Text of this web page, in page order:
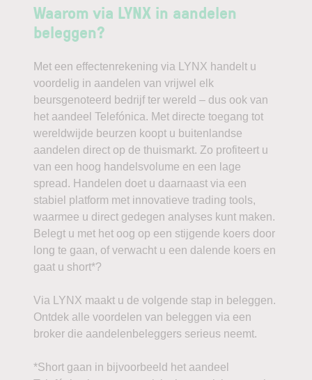
Waarom via LYNX in aandelen
beleggen?
Met een effectenrekening via LYNX handelt u
voordelig in aandelen van vrijwel elk
beursgenoteerd bedrijf ter wereld – dus ook van
het aandeel Telefónica. Met directe toegang tot
wereldwijde beurzen koopt u buitenlandse
aandelen direct op de thuismarkt. Zo profiteert u
van een hoog handelsvolume en een lage
spread. Handelen doet u daarnaast via een
stabiel platform met innovatieve trading tools,
waarmee u direct gedegen analyses kunt maken.
Belegt u met het oog op een stijgende koers door
long te gaan, of verwacht u een dalende koers en
gaat u short*?
Via LYNX maakt u de volgende stap in beleggen.
Ontdek alle voordelen van beleggen via een
broker die aandelenbeleggers serieus neemt.
*Short gaan in bijvoorbeeld het aandeel